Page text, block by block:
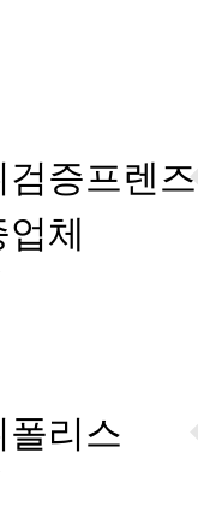
검증프렌즈
체
리스